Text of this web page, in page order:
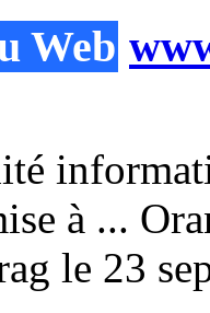
Web
à ...
le 23